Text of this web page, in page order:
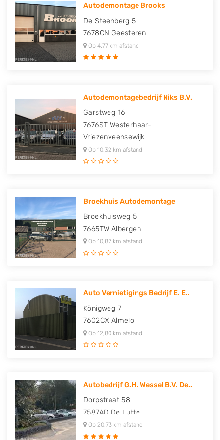
Autodemontage Brooks
De Steenberg 5
7678CN Geesteren
Op 4,77 km afstand
Autodemontagebedrijf Niks B.V.
Garstweg 16
7676ST Westerhaar-
Vriezenveensewijk
Op 10,32 km afstand
Broekhuis Autodemontage
Broekhuisweg 5
7665TW Albergen
Op 10,82 km afstand
Auto Vernietigings Bedrijf E. E..
Königweg 7
7602CX Almelo
Op 12,80 km afstand
Autobedrijf G.H. Wessel B.V. De..
Dorpstraat 58
7587AD De Lutte
Op 20,73 km afstand